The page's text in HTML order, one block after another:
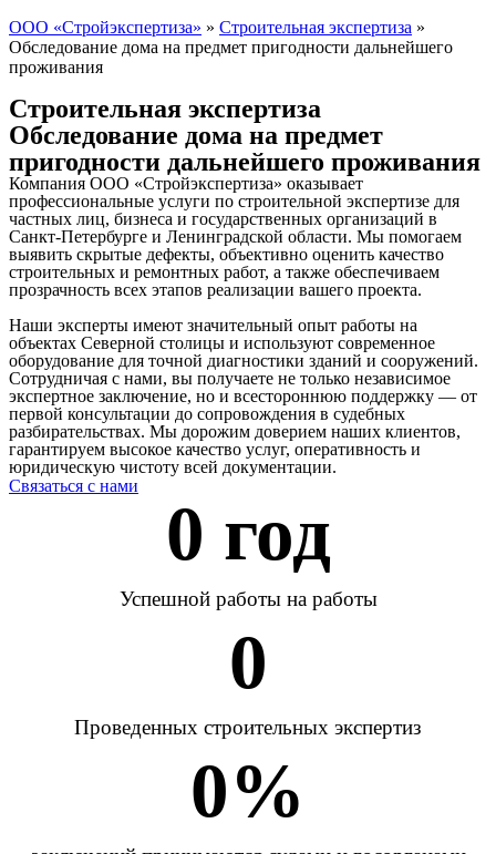
ООО «Стройэкспертиза» » Строительная экспертиза »
Обследование дома на предмет пригодности дальнейшего
проживания
Строительная экспертиза
Обследование дома на предмет
пригодности дальнейшего проживания
Компания ООО «Стройэкспертиза» оказывает
профессиональные услуги по строительной экспертизе для
частных лиц, бизнеса и государственных организаций в
Санкт-Петербурге и Ленинградской области. Мы помогаем
выявить скрытые дефекты, объективно оценить качество
строительных и ремонтных работ, а также обеспечиваем
прозрачность всех этапов реализации вашего проекта.
Наши эксперты имеют значительный опыт работы на
объектах Северной столицы и используют современное
оборудование для точной диагностики зданий и сооружений.
Сотрудничая с нами, вы получаете не только независимое
экспертное заключение, но и всестороннюю поддержку — от
первой консультации до сопровождения в судебных
разбирательствах. Мы дорожим доверием наших клиентов,
гарантируем высокое качество услуг, оперативность и
юридическую чистоту всей документации.
Связаться с нами
0 год
Успешной работы на работы
0
Проведенных строительных экспертиз
0%